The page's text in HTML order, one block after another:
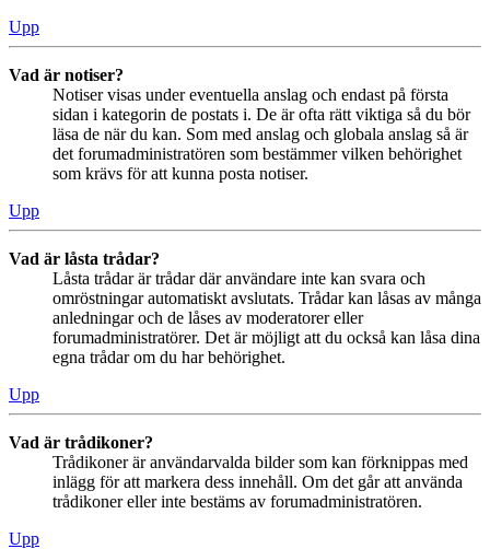
Upp
Vad är notiser?
Notiser visas under eventuella anslag och endast på första
sidan i kategorin de postats i. De är ofta rätt viktiga så du bör
läsa de när du kan. Som med anslag och globala anslag så är
det forumadministratören som bestämmer vilken behörighet
som krävs för att kunna posta notiser.
Upp
Vad är låsta trådar?
Låsta trådar är trådar där användare inte kan svara och
omröstningar automatiskt avslutats. Trådar kan låsas av många
anledningar och de låses av moderatorer eller
forumadministratörer. Det är möjligt att du också kan låsa dina
egna trådar om du har behörighet.
Upp
Vad är trådikoner?
Trådikoner är användarvalda bilder som kan förknippas med
inlägg för att markera dess innehåll. Om det går att använda
trådikoner eller inte bestäms av forumadministratören.
Upp